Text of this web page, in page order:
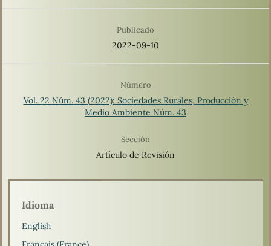
Publicado
2022-09-10
Número
Vol. 22 Núm. 43 (2022): Sociedades Rurales, Producción y
Medio Ambiente Núm. 43
Sección
Artículo de Revisión
Idioma
English